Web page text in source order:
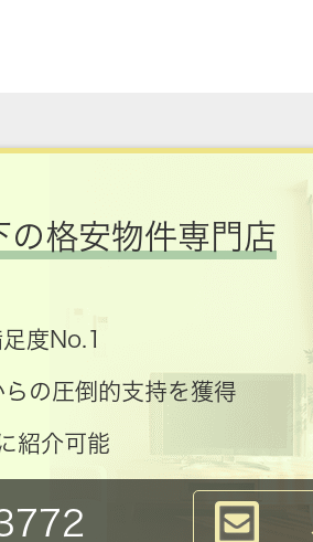
格安物件専門店
度No.1
の圧倒的支持を獲得
紹介可能